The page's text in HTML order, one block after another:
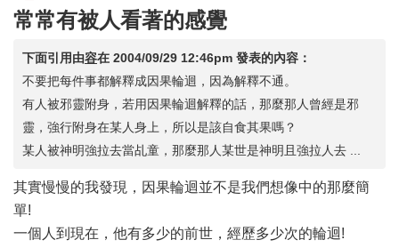
常常有被人看著的感覺
下面引用由容在 2004/09/29 12:46pm 發表的內容：
不要把每件事都解釋成因果輪迴，因為解釋不通。
有人被邪靈附身，若用因果輪迴解釋的話，那麼那人曾經是邪
靈，強行附身在某人身上，所以是該自食其果嗎？
某人被神明強拉去當乩童，那麼那人某世是神明且強拉人去 ...
其實慢慢的我發現，因果輪迴並不是我們想像中的那麼簡
單!
一個人到現在，他有多少的前世，經歷多少次的輪迴!